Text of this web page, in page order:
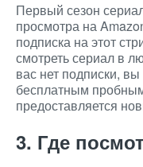
Первый сезон
просмотра на
подписка на этот
смотреть сериал в
вас нет подписки,
бесплатным
предоставляется
3. Где